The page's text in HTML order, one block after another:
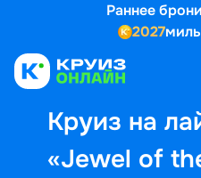
Раннее
2027
Круиз на
«Jewel of
Выбор